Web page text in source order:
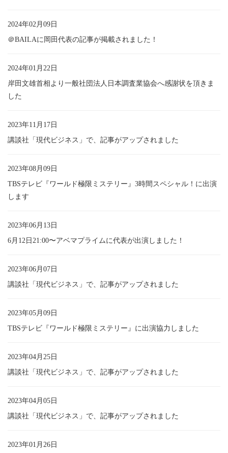
2024年02月09日
＠BAILAに岡田代表の記事が掲載されました！
2024年01月22日
岸田文雄首相より一般社団法人日本調査業協会へ感謝状を頂きま
した
2023年11月17日
講談社「現代ビジネス」で、記事がアップされました
2023年08月09日
TBSテレビ『ワールド極限ミステリー』3時間スペシャル！に出演
します
2023年06月13日
6月12日21:00〜アベマプライムに代表が出演しました！
2023年06月07日
講談社「現代ビジネス」で、記事がアップされました
2023年05月09日
TBSテレビ『ワールド極限ミステリー』に出演協力しました
2023年04月25日
講談社「現代ビジネス」で、記事がアップされました
2023年04月05日
講談社「現代ビジネス」で、記事がアップされました
2023年01月26日